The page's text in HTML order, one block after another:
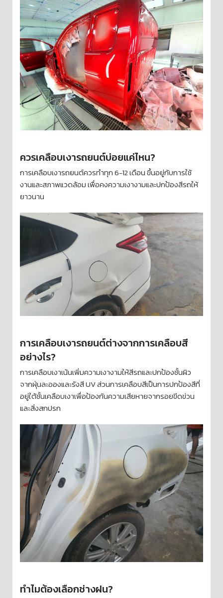
ควรเคลือบเงารถยนต์บ่อยแค่ไหน?
การเคลือบเงารถยนต์ควรทำทุก 6-12 เดือน ขึ้นอยู่กับการใช้
งานและสภาพแวดล้อม เพื่อคงความเงางามและปกป้องสีรถให้
ยาวนาน
การเคลือบเงารถยนต์ต่างจากการเคลือบสี
อย่างไร?
การเคลือบเงาเน้นเพิ่มความเงางามให้สีรถและปกป้องชั้นผิว
จากฝุ่นละอองและรังสี UV ส่วนการเคลือบสีเป็นการปกป้องสีที่
อยู่ใต้ชั้นเคลือบเงาเพื่อป้องกันความเสียหายจากรอยขีดข่วน
และสิ่งสกปรก
ทำไมต้องเลือกช่างฝน?